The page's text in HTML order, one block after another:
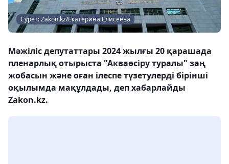
Сурет: Zakon.kz/Екатерина Елисеева
Мәжіліс депутаттары 2024 жылғы 20 қарашада
пленарлық отырыста "Акваөсіру туралы" заң
жобасын және оған ілеспе түзетулерді бірінші
оқылымда мақұлдады, деп хабарлайды
Zakon.kz.